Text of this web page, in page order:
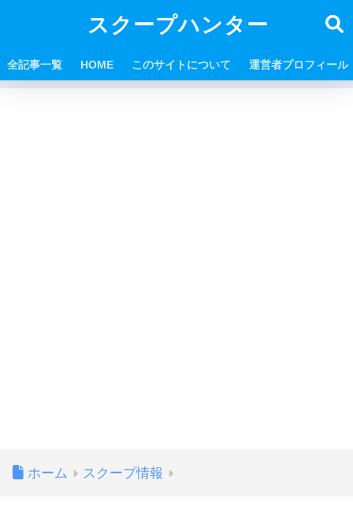
スクープハンター
全記事一覧 HOME このサイトについて 運営者プロフィール
ホーム スクープ情報